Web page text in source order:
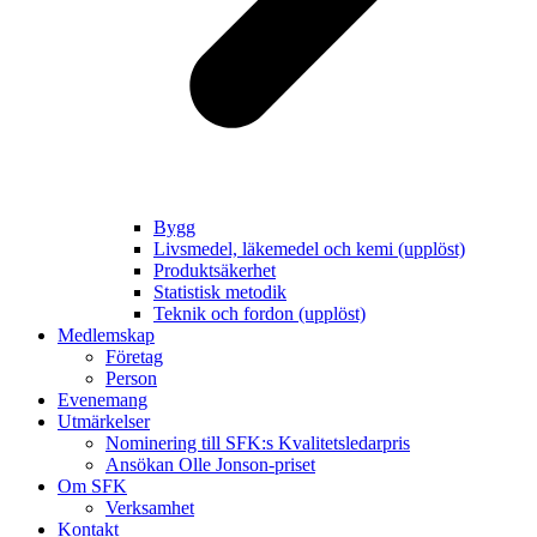
Bygg
Livsmedel, läkemedel och kemi (upplöst)
Produktsäkerhet
Statistisk metodik
Teknik och fordon (upplöst)
Medlemskap
Företag
Person
Evenemang
Utmärkelser
Nominering till SFK:s Kvalitetsledarpris
Ansökan Olle Jonson-priset
Om SFK
Verksamhet
Kontakt